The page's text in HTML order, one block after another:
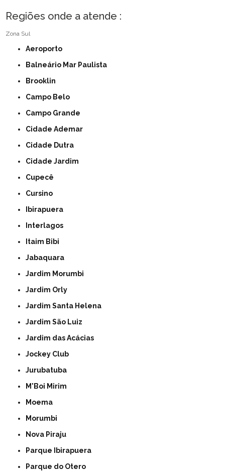
Regiões onde a atende :
Zona Sul
Aeroporto
Balneário Mar Paulista
Brooklin
Campo Belo
Campo Grande
Cidade Ademar
Cidade Dutra
Cidade Jardim
Cupecê
Cursino
Ibirapuera
Interlagos
Itaim Bibi
Jabaquara
Jardim Morumbi
Jardim Orly
Jardim Santa Helena
Jardim São Luiz
Jardim das Acácias
Jockey Club
Jurubatuba
M'Boi Mirim
Moema
Morumbi
Nova Piraju
Parque Ibirapuera
Parque do Otero